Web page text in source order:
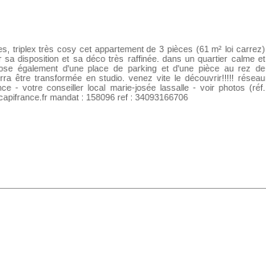
triplex très cosy cet appartement de 3 pièces (61 m² loi carrez)
sa disposition et sa déco très raffinée. dans un quartier calme et
également d'une place de parking et d'une pièce au rez de
être transformée en studio. venez vite le découvrir!!!!! réseau
- votre conseiller local marie-josée lassalle - voir photos (réf.
mandat : 158096 ref : 34093166706